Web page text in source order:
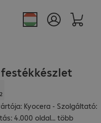
festékkészlet
Kyocera - Szolgáltató:
4.000 oldal...több